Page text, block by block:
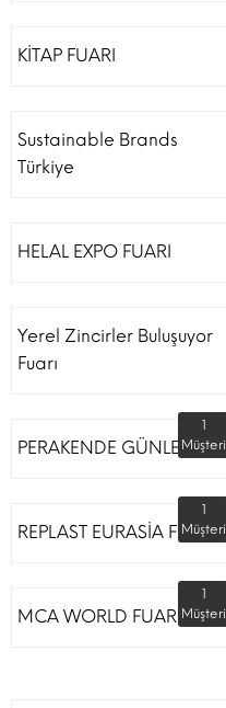
KİTAP FUARI
Sustainable Brands
Türkiye
HELAL EXPO FUARI
Yerel Zincirler Buluşuyor
Fuarı
PERAKENDE GÜNLERİ
1
Müşteri
REPLAST EURASİA FUARI
1
Müşteri
MCA WORLD FUARI
1
Müşteri